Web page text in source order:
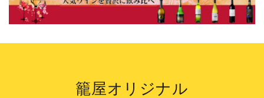
籠屋オリジナル